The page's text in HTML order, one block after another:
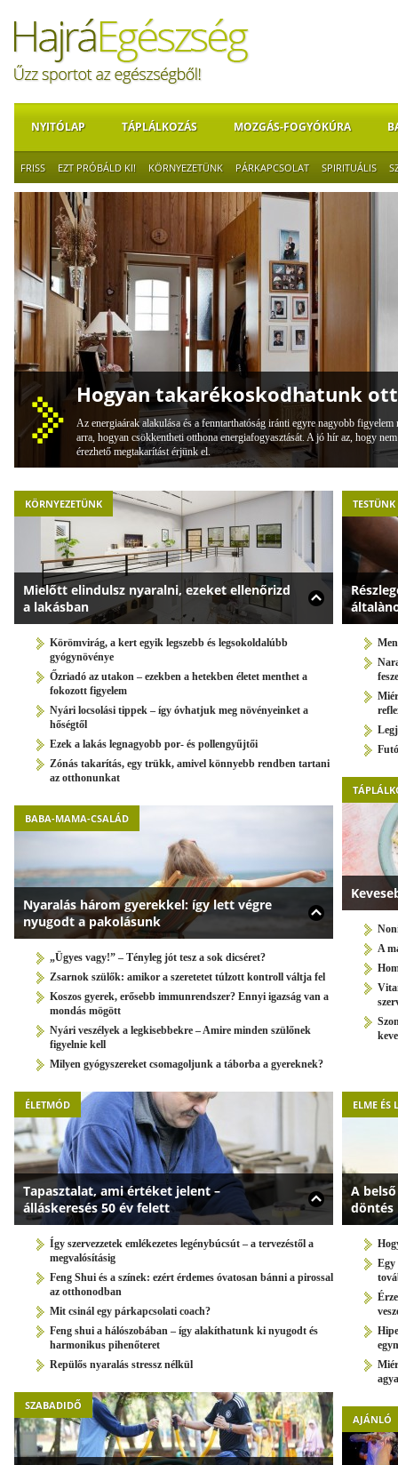
NYITÓLAP TÁPLÁLKOZÁS MOZGÁS-FOGYÓKÚRA
FRISS EZT PRÓBÁLD KI! KÖRNYEZETÜNK PÁRKAPCSOLAT SPIRITUÁLIS
Hogyan takarékoskodhatunk
Az energiaárak alakulása és a fenntarthatóság iránti egyre nagyobb
arra, hogyan csökkentheti otthona energiafogyasztását. A jó hír az, hogy
érezhető megtakarítást érjünk el.
KÖRNYEZETÜNK
Mielőtt elindulsz nyaralni, ezeket ellenőrizd
a lakásban
Körömvirág, a kert egyik legszebb és legsokoldalúbb
gyógynövénye
Őzriadó az utakon – ezekben a hetekben életet menthet a
fokozott figyelem
Nyári locsolási tippek – így óvhatjuk meg növényeinket a
hőségtől
Ezek a lakás legnagyobb por- és pollengyűjtői
Zónás takarítás, egy trükk, amivel könnyebb rendben tartani
az otthonunkat
BABA-MAMA-CSALÁD
Nyaralás három gyerekkel: így lett végre
nyugodt a pakolásunk
„Ügyes vagy!” – Tényleg jót tesz a sok dicséret?
Zsarnok szülők: amikor a szeretetet túlzott kontroll váltja fel
Koszos gyerek, erősebb immunrendszer? Ennyi igazság van a
mondás mögött
Nyári veszélyek a legkisebbekre – Amire minden szülőnek
figyelnie kell
Milyen gyógyszereket csomagoljunk a táborba a gyereknek?
A
ÉLETMÓD
Tapasztalat, ami értéket jelent –
álláskeresés 50 év felett
Így szervezzetek emlékezetes legénybúcsút – a tervezéstől a
megvalósításig
Feng Shui és a színek: ezért érdemes óvatosan bánni a pirossal
az otthonodban
Mit csinál egy párkapcsolati coach?
Feng shui a hálószobában – így alakíthatunk ki nyugodt és
harmonikus pihenőteret
Repülős nyaralás stressz nélkül
SZABADIDŐ
ELME ÉS
A
döntés
Egy
AJÁNLÓ